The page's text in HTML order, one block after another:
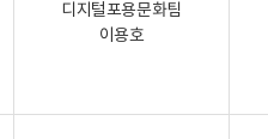
디지털포용문화팀
이용호